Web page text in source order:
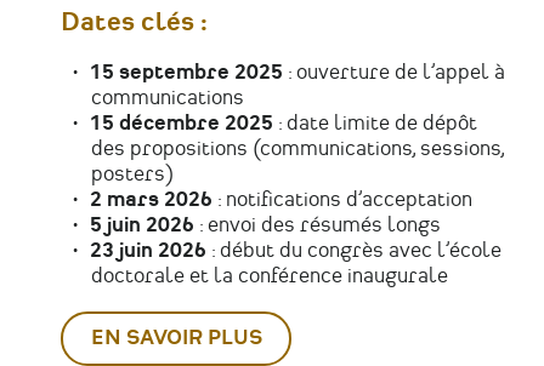
Dates clés :
15 septembre 2025 : ouverture de l’appel à
communications
15 décembre 2025 : date limite de dépôt
des propositions (communications, sessions,
posters)
2 mars 2026 : notifications d’acceptation
5 juin 2026 : envoi des résumés longs
23 juin 2026 : début du congrès avec l’école
doctorale et la conférence inaugurale
EN SAVOIR PLUS